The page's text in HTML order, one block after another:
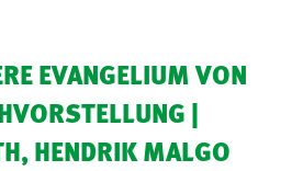
EVANGELIUM VON
|
HENDRIK MALGO